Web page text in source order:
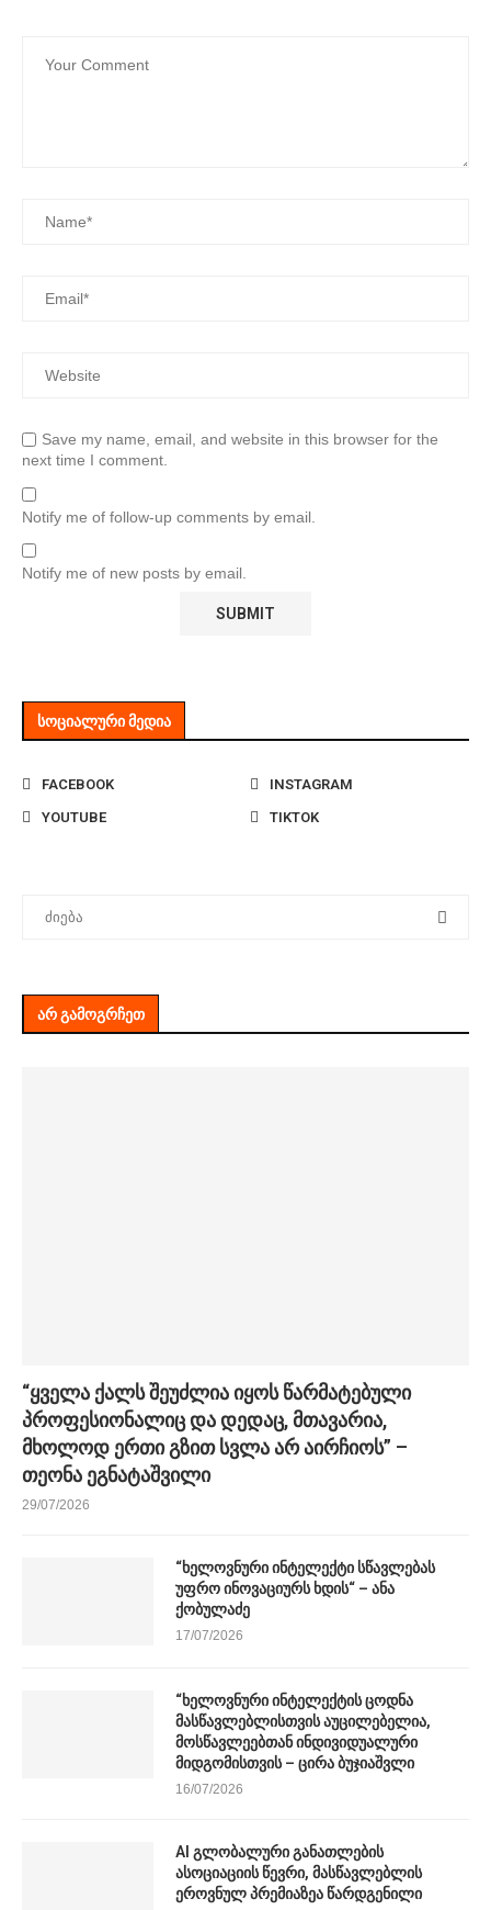
Save my name, email, and website in this browser for the
next time I comment.
Notify me of follow-up comments by email.
Notify me of new posts by email.
ᲡᲝᲪᲘᲐᲚᲣᲠᲘ ᲛᲔᲓᲘᲐ
FACEBOOK
INSTAGRAM
YOUTUBE
TIKTOK
ᲐᲠ ᲒᲐᲛᲝᲒᲠᲩᲔᲗ
“ყველა ქალს შეუძლია იყოს წარმატებული
პროფესიონალიც და დედაც, მთავარია,
მხოლოდ ერთი გზით სვლა არ აირჩიოს” –
თეონა ეგნატაშვილი
29/07/2026
“ხელოვნური ინტელექტი სწავლებას
უფრო ინოვაციურს ხდის“ – ანა
ქობულაძე
17/07/2026
“ხელოვნური ინტელექტის ცოდნა
მასწავლებლისთვის აუცილებელია,
მოსწავლეებთან ინდივიდუალური
მიდგომისთვის – ცირა ბუჯიაშვლი
16/07/2026
AI გლობალური განათლების
ასოციაციის წევრი, მასწავლებლის
ეროვნულ პრემიაზეა წარდგენილი